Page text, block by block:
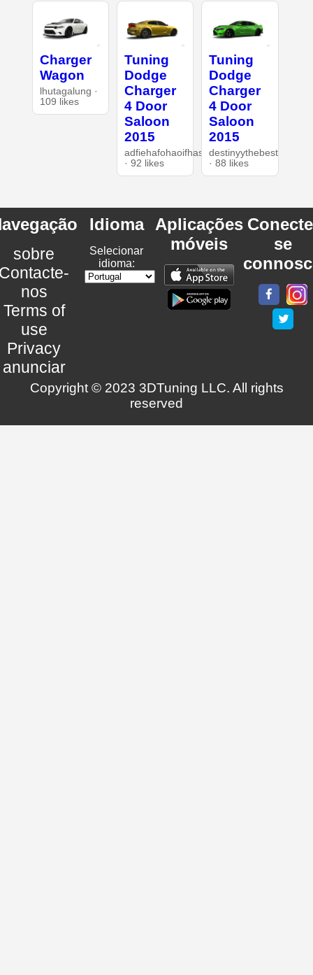
Charger
Wagon
lhutagalung ·
109 likes
Tuning
Dodge
Charger
4 Door
Saloon
2015
adfiehafohaoifhasd
· 92 likes
Tuning
Dodge
Charger
4 Door
Saloon
2015
destinyythebest
· 88 likes
sobre
nos
Terms of
use
Privacy
anunciar
Idioma
Selecionar
idioma:
Aplicações
móveis
se
Copyright © 2023 3DTuning LLC. All rights
reserved